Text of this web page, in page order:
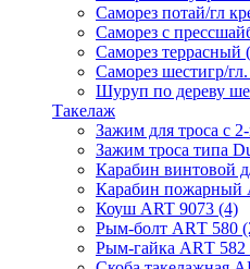
Саморез потай/гл
Саморез с
Саморез террасный
Саморез шестигр/
Шуруп по дереву
Такелаж
Зажим для троса с
Зажим троса типа
Карабин винтовой
Карабин пожарный
Коуш ART 9073 (4)
Рым-болт АRТ 580
Рым-гайка АRТ 582